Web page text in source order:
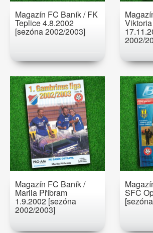
Magazín FC Baník / FK
Teplice 4.8.2002
[sezóna 2002/2003]
2002/
Magazín FC Baník /
Marila Příbram
1.9.2002 [sezóna
2002/2003]
SFC